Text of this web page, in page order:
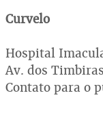
Curvelo
Hospital
Av. dos
Contato para o